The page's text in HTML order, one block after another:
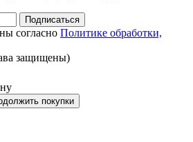
Подписаться
согласно Политике обработки,
защищены)
покупки